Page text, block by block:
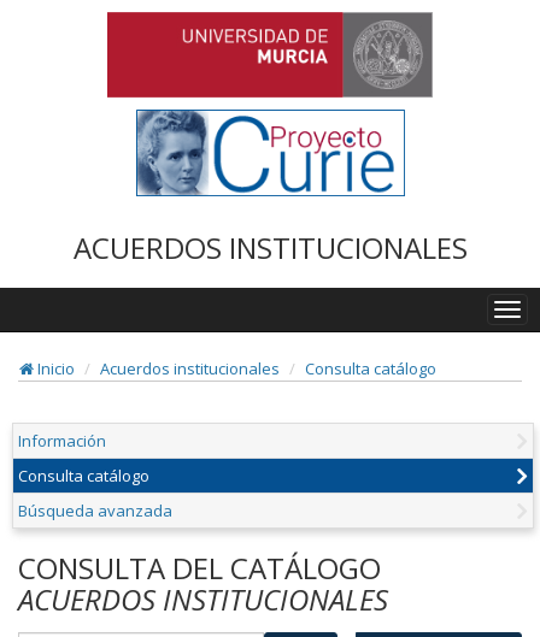
ACUERDOS INSTITUCIONALES
Inicio
Acuerdos institucionales Consulta catálogo
Información
Consulta catálogo
Búsqueda avanzada
CONSULTA DEL CATÁLOGO
ACUERDOS INSTITUCIONALES